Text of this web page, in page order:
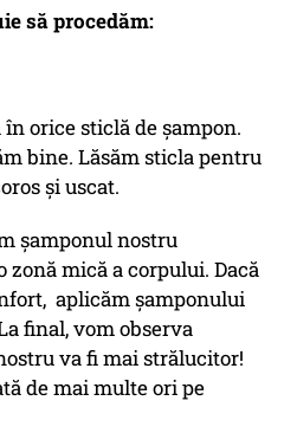
să procedăm:
orice sticlă de șampon.
bine. Lăsăm sticla pentru
și uscat.
șamponul nostru
mică a corpului. Dacă
aplicăm șamponului
final, vom observa
va fi mai strălucitor!
de mai multe ori pe